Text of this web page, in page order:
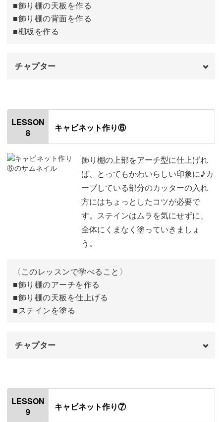
■飾り棚の天板を作る
■飾り棚の背面を作る
■棚板を作る
チャプター
はじめに
飾り棚に使用する材料
飾り棚の天板を作る 02:34
飾り棚の背面を作る 06:29
12:48
LESSON
8
キャビネット作り⑥
飾り棚の上部をアーチ型に仕上げれ
ば、とってもかわいらしい印象に♪カ
ーブしている部分のカッターの入れ
方にはちょっとしたコツが必要で
す。ステインはムラを気にせずに、
全体にくまなく塗っていきましょ
う。
〈このレッスンで学べること〉
■飾り棚のアーチを作る
■飾り棚の天板を仕上げる
■ステインを塗る
チャプター
はじめに
飾り棚のアーチを作る
LESSON
9
キャビネット作り⑦